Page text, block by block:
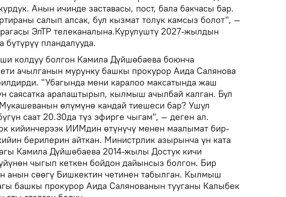
Анын ичинде заставасы, пост, бала бакчасы бар.
салып алсак, бул кызмат толук камсыз болот", —
ЭлТР телеканалына.Курулушту 2027-жылдын
бүтүрүү пландалууда.
колдуу болгон Камила Дүйшөбаева боюнча
ачылганын мурунку башкы прокурор Аида Салянова
"Убагында мени каралоо максатында жаш
саясатка аралаштырып, кылмыш ачылбай калган. Бул
өлүмүнө кандай тиешеси бар? Ушул
саат 20.30да түз эфирге чыгам", — деген ал.
кийинчерээк ИИМдин өтүнүчү менен маалымат бир-
берилерин айткан. Министрлик азырынча үн ката
Камила Дүйшөбаева 2014-жылы Достук кичи
чыгып кеткен бойдон дайынсыз болгон. Бир
анын сөөгү Бишкектин четинен табылган. Кылмыш
башкы прокурор Аида Салянованын тууганы Калыбек